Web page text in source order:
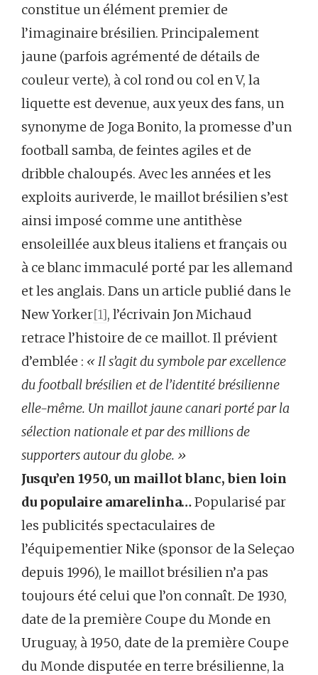
constitue un élément premier de
l’imaginaire brésilien. Principalement
jaune (parfois agrémenté de détails de
couleur verte), à col rond ou col en V, la
liquette est devenue, aux yeux des fans, un
synonyme de Joga Bonito, la promesse d’un
football samba, de feintes agiles et de
dribble chaloupés. Avec les années et les
exploits auriverde, le maillot brésilien s’est
ainsi imposé comme une antithèse
ensoleillée aux bleus italiens et français ou
à ce blanc immaculé porté par les allemand
et les anglais. Dans un article publié dans le
New Yorker[1], l’écrivain Jon Michaud
retrace l’histoire de ce maillot. Il prévient
d’emblée : « Il s’agit du symbole par excellence
du football brésilien et de l’identité brésilienne
elle-même. Un maillot jaune canari porté par la
sélection nationale et par des millions de
supporters autour du globe. »
Jusqu’en 1950, un maillot blanc, bien loin
du populaire amarelinha…Popularisé par
les publicités spectaculaires de
l’équipementier Nike (sponsor de la Seleçao
depuis 1996), le maillot brésilien n’a pas
toujours été celui que l’on connaît. De 1930,
date de la première Coupe du Monde en
Uruguay, à 1950, date de la première Coupe
du Monde disputée en terre brésilienne, la